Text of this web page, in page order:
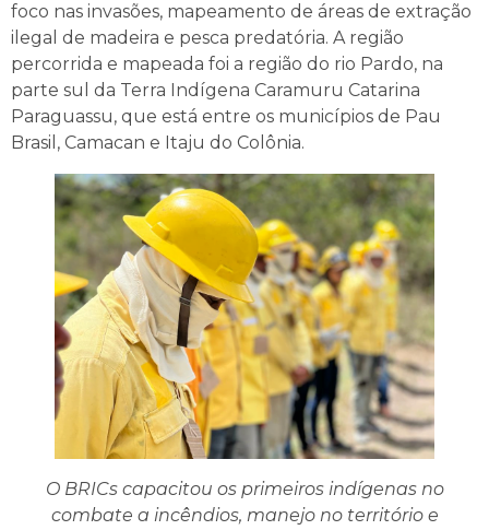
foco nas invasões, mapeamento de áreas de extração
ilegal de madeira e pesca predatória. A região
percorrida e mapeada foi a região do rio Pardo, na
parte sul da Terra Indígena Caramuru Catarina
Paraguassu, que está entre os municípios de Pau
Brasil, Camacan e Itaju do Colônia.
O BRICs capacitou os primeiros indígenas no
combate a incêndios, manejo no território e